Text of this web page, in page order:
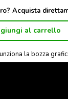
Acquista
al carrello
la bozza